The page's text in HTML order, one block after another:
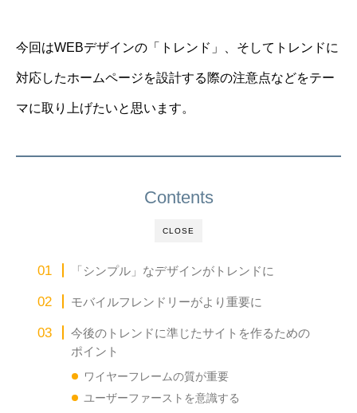
今回はWEBデザインの「トレンド」、そしてトレンドに
対応したホームページを設計する際の注意点などをテー
マに取り上げたいと思います。
CLOSE
Contents
「シンプル」なデザインがトレンドに
モバイルフレンドリーがより重要に
今後のトレンドに準じたサイトを作るための
ポイント
ワイヤーフレームの質が重要
ユーザーファーストを意識する